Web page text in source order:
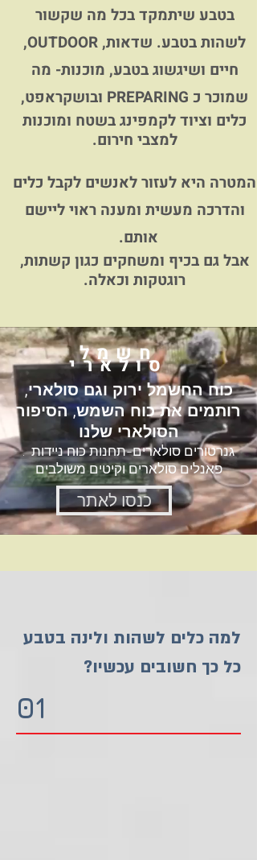
בטבע שיתמקד בכל מה שקשור
לשהות בטבע. שדאות, OUTDOOR,
חיים ושיגשוג בטבע, מוכנות- מה
שמוכר כ PREPARING ובושקראפט,
כלים וציוד לקמפינג בשטח ומוכנות
למצבי חירום.
המטרה היא לעזור לאנשים לקבל כלים
והדרכה מעשית ומענה ראוי ליישם
אותם.
אבל גם בכיף ומשחקים כגון קשתות,
רוגטקות וכאלה.
חשמל
סולארי
כוח החשמל ירוק וגם סולארי,
רותמים את כוח השמש, הסיפור
הסולארי שלנו
. גנרטורים סולארים-תחנות כוח ניידות
פאנלים סולארים וקיטים משולבים
כנסו לאתר
למה כלים לשהות ולינה בטבע
כל כך חשובים עכשיו?
01